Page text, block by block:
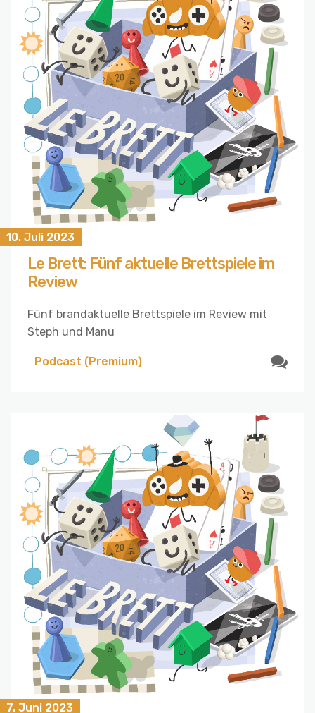
10. Juli 2023
Le Brett: Fünf aktuelle Brettspiele im
Review
Fünf brandaktuelle Brettspiele im Review mit
Steph und Manu
Podcast (Premium)
7. Juni 2023